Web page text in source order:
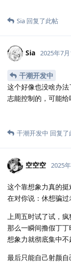
Sia 回复了此帖
Sia 2025年7月
干潮开发中
这个好像也没啥办
志能控制的，可能给
干潮开发中 回复了
空空空 2025
这个靠想象力真的
在对你说：休想骗
上周五时试了试，
那么一瞬间撸假丁
想象力就彻底集中
最后只能自己射颜